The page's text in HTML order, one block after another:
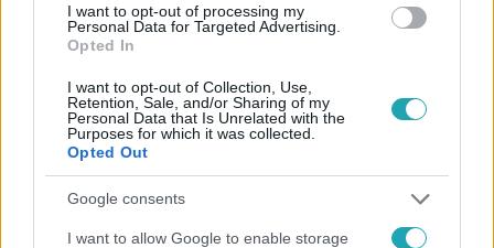
I want to opt-out of processing my
Personal Data for Targeted Advertising.
Opted In
I want to opt-out of Collection, Use,
Retention, Sale, and/or Sharing of my
Personal Data that Is Unrelated with the
Purposes for which it was collected.
Opted Out
Google consents
I want to allow Google to enable storage
Népszerű